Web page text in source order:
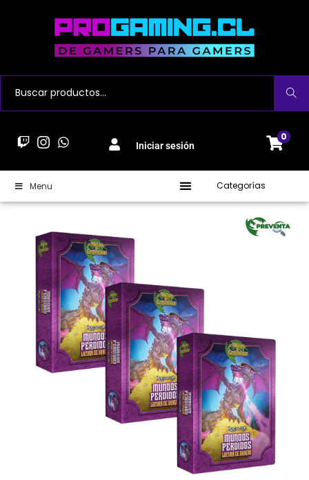
Buscar
Iniciar sesión
0
Menu Categorías